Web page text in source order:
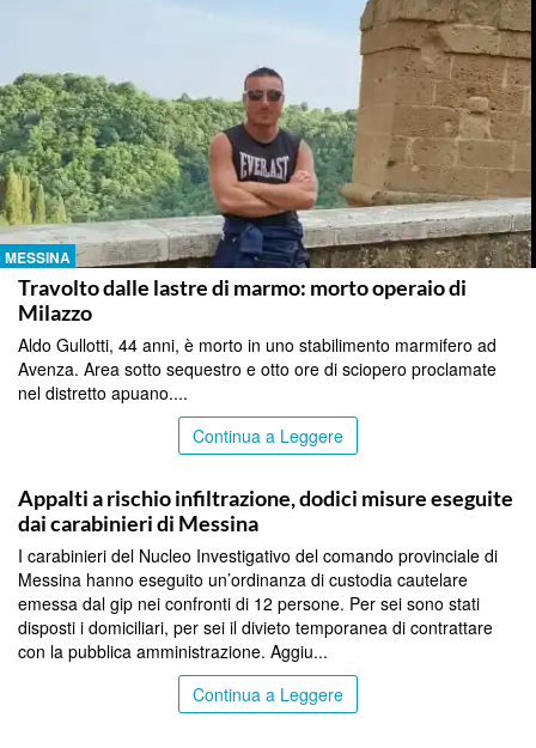
MESSINA
Travolto dalle lastre di marmo: morto operaio di
Milazzo
Aldo Gullotti, 44 anni, è morto in uno stabilimento marmifero ad
Avenza. Area sotto sequestro e otto ore di sciopero proclamate
nel distretto apuano....
Continua a Leggere
Appalti a rischio infiltrazione, dodici misure eseguite
dai carabinieri di Messina
I carabinieri del Nucleo Investigativo del comando provinciale di
Messina hanno eseguito un’ordinanza di custodia cautelare
emessa dal gip nei confronti di 12 persone. Per sei sono stati
disposti i domiciliari, per sei il divieto temporanea di contrattare
con la pubblica amministrazione. Aggiu...
Continua a Leggere